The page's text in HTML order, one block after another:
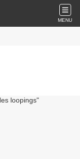
MENU